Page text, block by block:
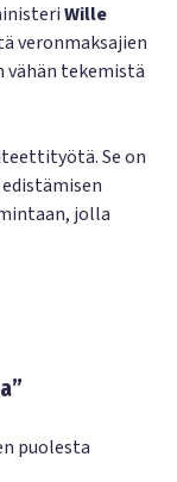
Wille
veronmaksajien
tekemistä
Se on
jolla
puolesta